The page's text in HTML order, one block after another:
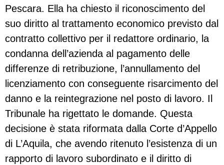
Pescara. Ella ha chiesto il riconoscimento del
suo diritto al trattamento economico previsto dal
contratto collettivo per il redattore ordinario, la
condanna dell’azienda al pagamento delle
differenze di retribuzione, l’annullamento del
licenziamento con conseguente risarcimento del
danno e la reintegrazione nel posto di lavoro. Il
Tribunale ha rigettato le domande. Questa
decisione è stata riformata dalla Corte d’Appello
di L’Aquila, che avendo ritenuto l’esistenza di un
rapporto di lavoro subordinato e il diritto di